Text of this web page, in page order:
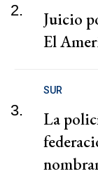
2.
Juicio
El
3.
SUR
La